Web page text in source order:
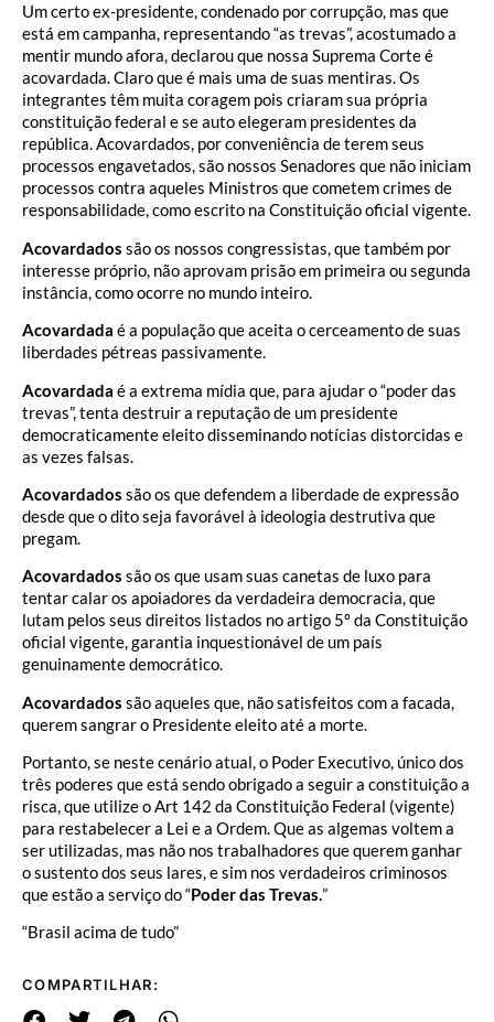
Um certo ex-presidente, condenado por corrupção, mas que
está em campanha, representando “as trevas”, acostumado a
mentir mundo afora, declarou que nossa Suprema Corte é
acovardada. Claro que é mais uma de suas mentiras. Os
integrantes têm muita coragem pois criaram sua própria
constituição federal e se auto elegeram presidentes da
república. Acovardados, por conveniência de terem seus
processos engavetados, são nossos Senadores que não iniciam
processos contra aqueles Ministros que cometem crimes de
responsabilidade, como escrito na Constituição oficial vigente.
Acovardados são os nossos congressistas, que também por
interesse próprio, não aprovam prisão em primeira ou segunda
instância, como ocorre no mundo inteiro.
Acovardada é a população que aceita o cerceamento de suas
liberdades pétreas passivamente.
Acovardada é a extrema mídia que, para ajudar o “poder das
trevas”, tenta destruir a reputação de um presidente
democraticamente eleito disseminando notícias distorcidas e
as vezes falsas.
Acovardados são os que defendem a liberdade de expressão
desde que o dito seja favorável à ideologia destrutiva que
pregam.
Acovardados são os que usam suas canetas de luxo para
tentar calar os apoiadores da verdadeira democracia, que
lutam pelos seus direitos listados no artigo 5º da Constituição
oficial vigente, garantia inquestionável de um país
genuinamente democrático.
Acovardados são aqueles que, não satisfeitos com a facada,
querem sangrar o Presidente eleito até a morte.
Portanto, se neste cenário atual, o Poder Executivo, único dos
três poderes que está sendo obrigado a seguir a constituição a
risca, que utilize o Art 142 da Constituição Federal (vigente)
para restabelecer a Lei e a Ordem. Que as algemas voltem a
ser utilizadas, mas não nos trabalhadores que querem ganhar
o sustento dos seus lares, e sim nos verdadeiros criminosos
que estão a serviço do “Poder das Trevas.”
“Brasil acima de tudo”
COMPARTILHAR: